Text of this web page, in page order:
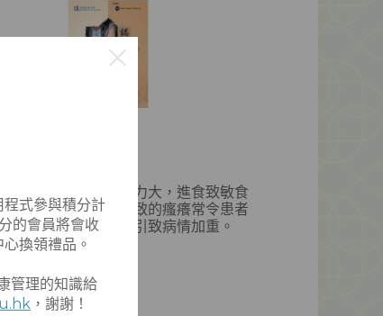
式參與積分計
的會員將會收
換領禮品。
管理的知識給
，謝謝！
氣潮濕，加上生活壓力大，進食致敏食
易誘發濕疹。濕疹引致的瘙癢常令患者
眠，甚至因反覆抓撓引致病情加重。
濕疹患者因應自身情況預防調護。